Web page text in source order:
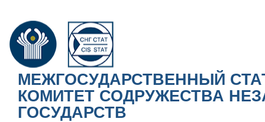
МЕЖГОСУДАРСТВЕННЫЙ
КОМИТЕТ СОДРУЖЕСТВА
ГОСУДАРСТВ